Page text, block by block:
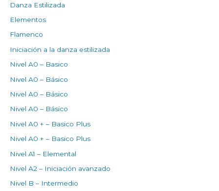
Danza Estilizada
Elementos
Flamenco
Iniciación a la danza estilizada
Nivel A0 – Basico
Nivel A0 – Básico
Nivel A0 – Básico
Nivel A0 – Básico
Nivel A0 + – Basico Plus
Nivel A0 + – Basico Plus
Nivel A1 – Elemental
Nivel A2 – Iniciación avanzado
Nivel B – Intermedio